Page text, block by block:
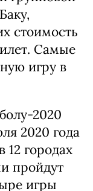
стоимость
Самые
игру в
2020
2020 года
городах
пройдут
игры